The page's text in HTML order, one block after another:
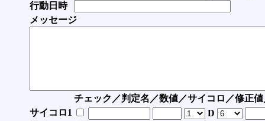
行動日時
メッセージ
チェック／判定名／数値／サイコロ／修正
サイコロ1
D